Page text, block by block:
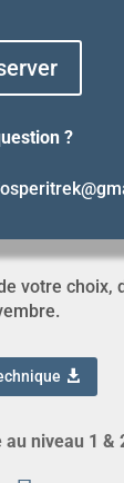
?
votre choix,
au niveau 1 &